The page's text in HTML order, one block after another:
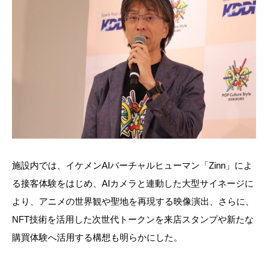
施設内では、イケメンAIバーチャルヒューマン「Zinn」によ
る接客体験をはじめ、AIカメラと連動した大型サイネージに
より、アニメの世界観や聖地を再現する映像演出、さらに、
NFT技術を活用した次世代トークンを来店スタンプや新たな
購買体験へ活用する構想も明らかにした。